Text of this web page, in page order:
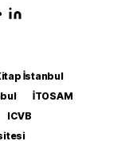
İstanbul
İTOSAM
ICVB